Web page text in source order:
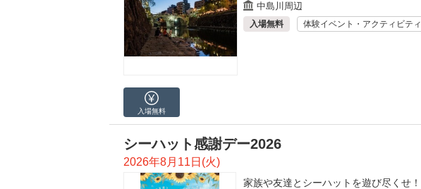
中島川周辺
入場無料 体験イベント・アクティビティ
入場無料
シーハット感謝デー2026
2026年8月11日(火)
家族や友達とシーハットを遊び尽くせ！